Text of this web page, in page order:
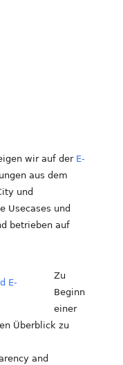
wir auf der E-
aus dem
und
Usecases und
betrieben auf
Zu
Beginn
einer
Überblick zu
and